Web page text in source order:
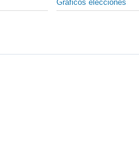
Gráficos elecciones